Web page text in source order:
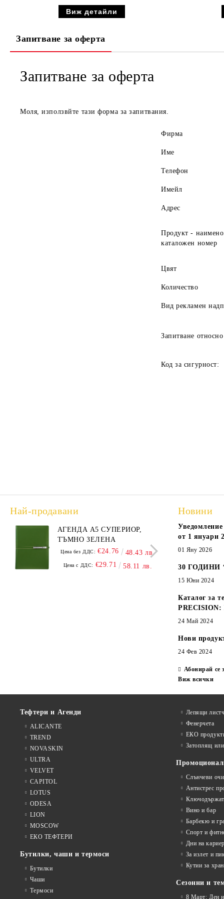
Виж детайли
Запитване за оферта
Запитване за оферта
Моля, използвйте тази форма за запитвания.
Фирма
Име
Телефон
Имейл
Адрес
Продукт -
каталожен номер
Цвят
Количество
Вид рекламен
Запитване относно
Код за сигурност:
Най-продавани
АГЕНДА А5 СУПЕРИОР,
ТЪМНО ЗЕЛЕНА
Цена без ДДС: €24.76 48.43 лв.
Цена с ДДС: €29.71 58.11 лв.
А5,
Цена
Новини
Уведомление
от 1 януари
01 Яну 2026
30 ГОДИНИ
15 Юни 2024
Каталог за
PRECISION:
24 Май 2024
Нови
24 Фев 2024
Абонирай се
Виж всички
Тефтери и Агенди
ALICANTE
TREND
NOVASKIN
ULTRA
VELVET
CAPITOL
LOTUS
ODESA
LION
MOSCOW
ЕКО ТЕФТЕРИ
Бутилки, чаши и термоси
Бутилки
Чаши
Термоси
Лепящи
Фенерчета
ЕКО
Затоплящ
Слънчеви
Антистрес
Вино и бар
Барбекю и
Спорт и
Дни на
За излет и
Кутии за
Сезонни и
8 Март: Ден